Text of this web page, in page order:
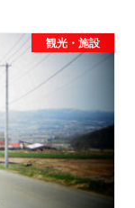
観光・施設